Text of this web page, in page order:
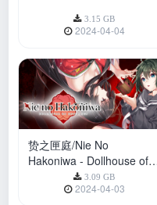
3.15 GB
2024-04-04
贽之匣庭/Nie No
Hakoniwa - Dollhouse of
3.09 GB
2024-04-03